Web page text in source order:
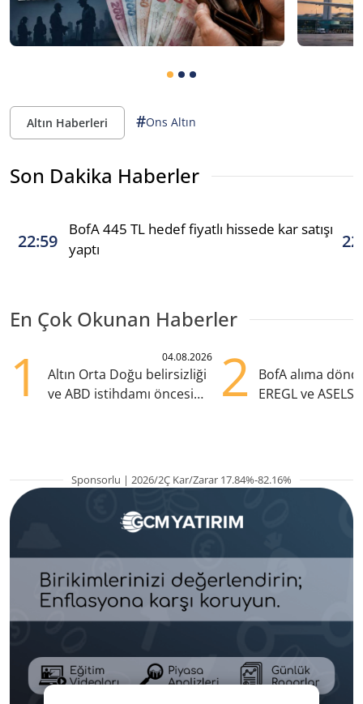
Altın Haberleri #Ons Altın
Son Dakika Haberler
22:59
BofA 445 TL hedef fiyatlı hissede kar satışı
yaptı
En Çok Okunan Haberler
1 04.08.2026
Altın Orta Doğu belirsizliği
ve ABD istihdamı öncesi
2
BofA alıma
EREGL ve ASELS
Sponsorlu | 2026/2Ç Kar/Zarar 17.84%-82.16%